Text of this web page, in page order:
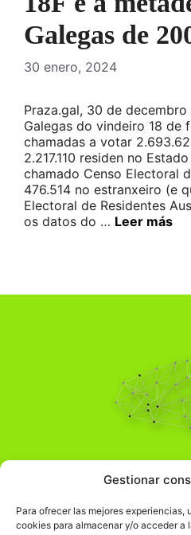
Gestionar
Para ofrecer las mejores
cookies para almacenar y/o acceder a
Galegas de
30 enero, 2024
Praza.gal, 30 de
Galegas do vindeiro 18 de
chamadas a votar
2.217.110 residen no
chamado Censo Electoral
476.514 no estranxeiro (e
Electoral de Residentes
os datos do … Leer más
Comprender el mundo